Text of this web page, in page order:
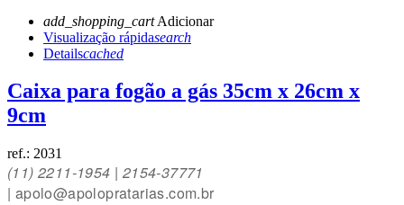
add_shopping_cartAdicionar
Visualização rápidasearch
Detailscached
Caixa para fogão a gás 35cm x 26cm x
9cm
ref.: 2031
(11) 2211-1954 | 2154-37771
| apolo@apolopratarias.com.br